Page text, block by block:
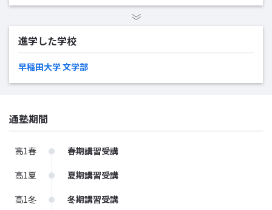
進学した学校
早稲田大学 文学部
通塾期間
高1春
春期講習受講
高1夏
夏期講習受講
高1冬
冬期講習受講